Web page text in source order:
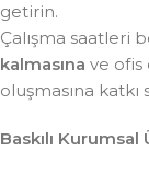
getirin.
Çalışma saatleri
kalmasına ve ofis
oluşmasına katkı
Baskılı Kurumsal